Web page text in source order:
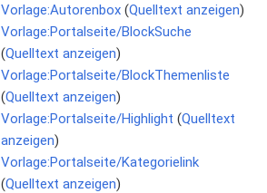
Vorlage:Autorenbox (Quelltext anzeigen)
Vorlage:Portalseite/BlockSuche
(Quelltext anzeigen)
Vorlage:Portalseite/BlockThemenliste
(Quelltext anzeigen)
Vorlage:Portalseite/Highlight (Quelltext
anzeigen)
Vorlage:Portalseite/Kategorielink
(Quelltext anzeigen)